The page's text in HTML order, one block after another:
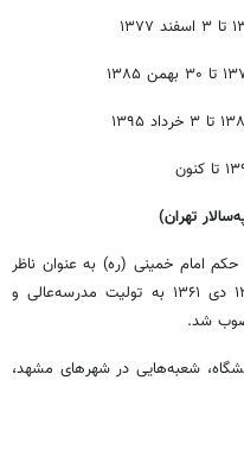
تهران)
امامی کاشانی در ۲۹ بهمن ۱۳۵۷ به حکم امام خمینی (ره) به عنوان ناظر
بر امور مدرسه و مسجد سپه‌سالار و در ۱۲ دی ۱۳۶۱ به تولیت مدرسه‌عالی و
شد.
شعبه‌هایی در شهرهای مشهد،